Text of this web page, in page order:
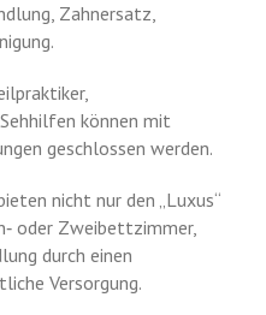
Zahnersatz,
können mit
geschlossen werden.
nicht nur den „Luxus“
oder Zweibettzimmer,
durch einen
Versorgung.